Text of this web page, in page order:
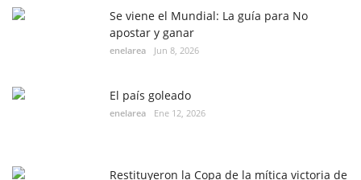
Se viene el Mundial: La guía para No
apostar y ganar
enelarea Jun 8, 2026
El país goleado
enelarea Ene 12, 2026
Restituyeron la Copa de la mítica victoria de